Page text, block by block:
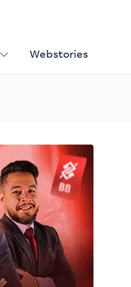
Webstories